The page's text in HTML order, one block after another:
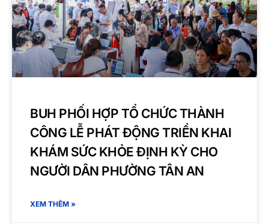
BUH PHỐI HỢP TỔ CHỨC THÀNH
CÔNG LỄ PHÁT ĐỘNG TRIỂN KHAI
KHÁM SỨC KHỎE ĐỊNH KỲ CHO
NGƯỜI DÂN PHƯỜNG TÂN AN
XEM THÊM »